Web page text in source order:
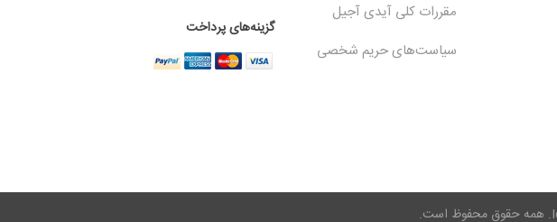
مقررات کلی آیدی آجیل
سیاست‏‌های حریم شخصی
گزینه‌های پرداخت